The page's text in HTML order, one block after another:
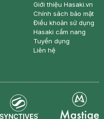
Giới thiệu Hasaki.vn
Chính sách bảo mật
Điều khoản sử dụng
Hasaki cẩm nang
Tuyển dụng
Liên hệ